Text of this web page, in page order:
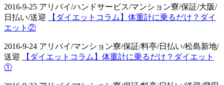
2016-9-25 アリバイ/ハンドサービス/マンション寮/保証/大阪/
日払い/送迎
【ダイエットコラム】体重計に乗るだけ？ダイ
エット②
2016-9-24 アリバイ/マンション寮/保証/料亭/日払い/松島新地/
送迎
【ダイエットコラム】体重計に乗るだけ？ダイエット
①